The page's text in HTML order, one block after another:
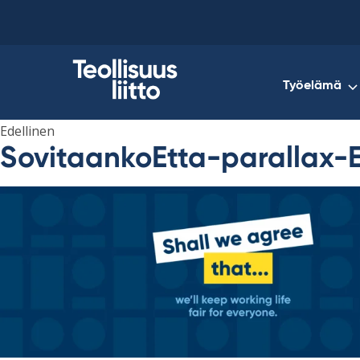
Työelämä
Edellinen
SovitaankoEtta-parallax-